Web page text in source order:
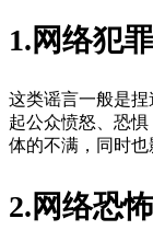
1.网络犯
这类谣言一般是捏
起公众愤怒、恐
体的不满，同时也
2.网络恐